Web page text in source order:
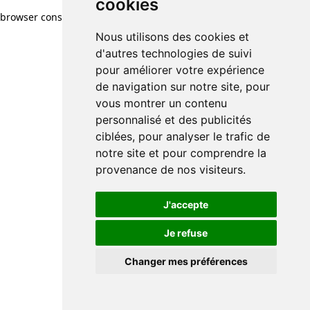
cookies
Nous utilisons des cookies et
d'autres technologies de suivi
pour améliorer votre expérience
de navigation sur notre site, pour
vous montrer un contenu
personnalisé et des publicités
ciblées, pour analyser le trafic de
notre site et pour comprendre la
provenance de nos visiteurs.
J'accepte
Je refuse
Changer mes préférences
cookies
Nous utilisons des cookies et
d'autres technologies de suivi
pour améliorer votre expérience
de navigation sur notre site, pour
vous montrer un contenu
personnalisé et des publicités
ciblées, pour analyser le trafic de
notre site et pour comprendre la
provenance de nos visiteurs.
J'accepte
Je refuse
Changer mes préférences
browser console for more information)